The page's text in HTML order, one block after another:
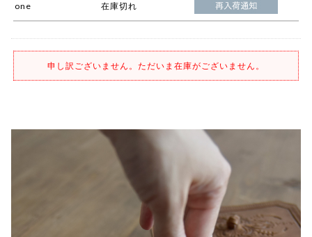
one 在庫切れ
申し訳ございません。ただいま在庫がございません。